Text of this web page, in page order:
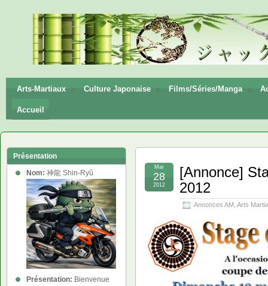
神龍
Shin-
Ryū
Arts-Martiaux Culture Japonaise Films/Séries/Manga
Accueil
[Annonce]
2012
Annonces AM Arts
Mar
28
2012
Présentation
Nom: 神龍 Shin-Ryû
Présentation: Bienvenue